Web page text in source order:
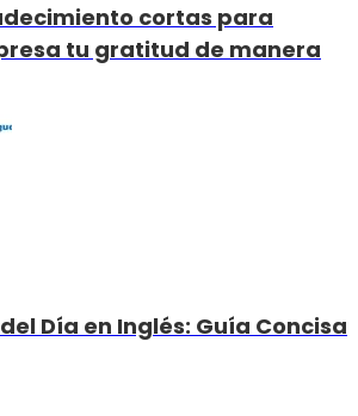
cortas para
tu gratitud de manera
Día en Inglés: Guía Concisa